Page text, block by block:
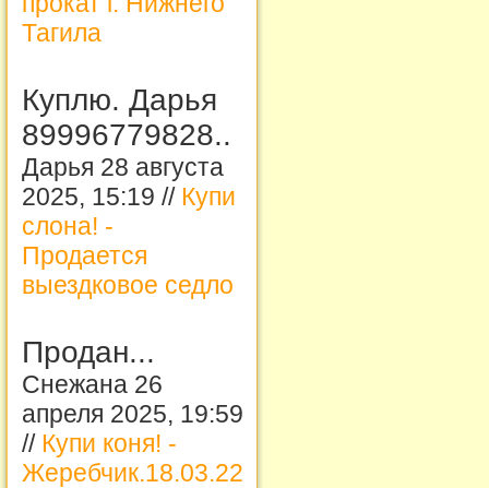
Тагила
Куплю. Дарья
89996779828..
Дарья 28 августа
2025, 15:19 // Купи
слона! -
Продается
выездковое седло
Продан...
Снежана 26
апреля 2025, 19:59
// Купи коня! -
Жеребчик.18.03.22